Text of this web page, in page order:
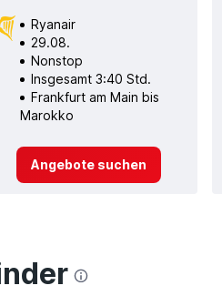
Ryanair
29.08.
Nonstop
Insgesamt 3:40 Std.
Frankfurt am Main bis
Marokko
Angebote suchen